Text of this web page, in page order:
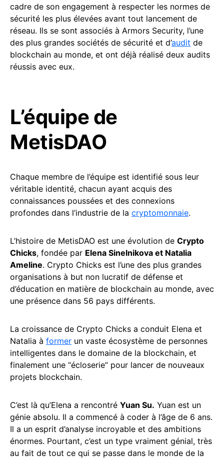
cadre de son engagement à respecter les normes de
sécurité les plus élevées avant tout lancement de
réseau. Ils se sont associés à Armors Security, l’une
des plus grandes sociétés de sécurité et d’audit de
blockchain au monde, et ont déjà réalisé deux audits
réussis avec eux.
L’équipe de
MetisDAO
Chaque membre de l’équipe est identifié sous leur
véritable identité, chacun ayant acquis des
connaissances poussées et des connexions
profondes dans l’industrie de la cryptomonnaie.
L’histoire de MetisDAO est une évolution de Crypto
Chicks, fondée par Elena Sinelnikova et Natalia
Ameline. Crypto Chicks est l’une des plus grandes
organisations à but non lucratif de défense et
d’éducation en matière de blockchain au monde, avec
une présence dans 56 pays différents.
La croissance de Crypto Chicks a conduit Elena et
Natalia à former un vaste écosystème de personnes
intelligentes dans le domaine de la blockchain, et
finalement une “écloserie” pour lancer de nouveaux
projets blockchain.
C’est là qu’Elena a rencontré Yuan Su. Yuan est un
génie absolu. Il a commencé à coder à l’âge de 6 ans.
Il a un esprit d’analyse incroyable et des ambitions
énormes. Pourtant, c’est un type vraiment génial, très
au fait de tout ce qui se passe dans le monde de la